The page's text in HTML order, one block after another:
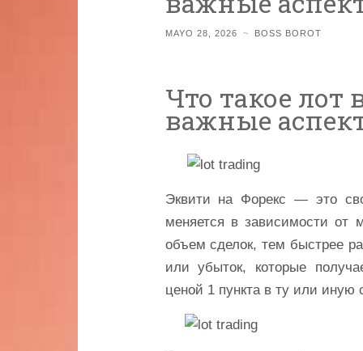
MAYO 28, 2026 ~ BOSS BOROT
Что такое лот
важные
Эквити на Форекс — это
меняется в зависимости
объем сделок, тем быстрее
или убыток, которые
ценой 1 пункта в ту или иную